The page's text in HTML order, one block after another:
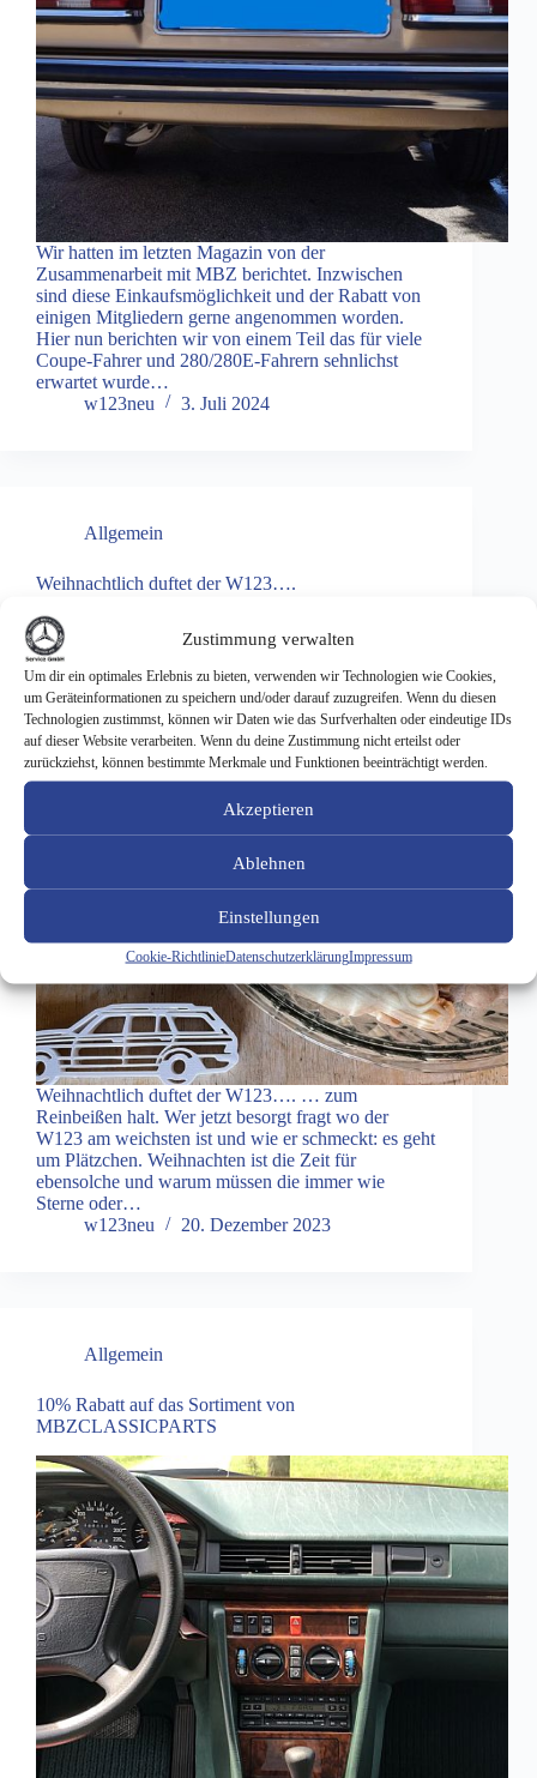
Zustimmung verwalten
Um dir ein optimales Erlebnis zu bieten, verwenden wir Technologien wie Cookies,
um Geräteinformationen zu speichern und/oder darauf zuzugreifen. Wenn du diesen
Technologien zustimmst, können wir Daten wie das Surfverhalten oder eindeutige IDs
auf dieser Website verarbeiten. Wenn du deine Zustimmung nicht erteilst oder
zurückziehst, können bestimmte Merkmale und Funktionen beeinträchtigt werden.
Akzeptieren
Ablehnen
Einstellungen
Cookie-RichtlinieDatenschutzerklärungImpressum
Wir hatten im letzten Magazin von der
Zusammenarbeit mit MBZ berichtet. Inzwischen
sind diese Einkaufsmöglichkeit und der Rabatt von
einigen Mitgliedern gerne angenommen worden.
Hier nun berichten wir von einem Teil das für viele
Coupe-Fahrer und 280/280E-Fahrern sehnlichst
erwartet wurde…
w123neu
3. Juli 2024
Allgemein
Weihnachtlich duftet der W123….
Weihnachtlich duftet der W123…. … zum
Reinbeißen halt. Wer jetzt besorgt fragt wo der
W123 am weichsten ist und wie er schmeckt: es geht
um Plätzchen. Weihnachten ist die Zeit für
ebensolche und warum müssen die immer wie
Sterne oder…
w123neu
20. Dezember 2023
Allgemein
10% Rabatt auf das Sortiment von
MBZCLASSICPARTS